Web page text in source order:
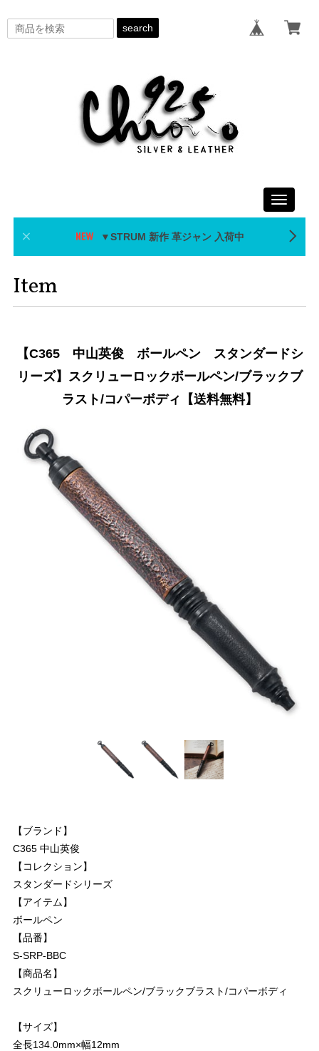
search
Toggle
▼STRUM 新作 革ジャン 入荷中
Item
【C365 中山英俊 ボールペン スタンダードシ
リーズ】スクリューロックボールペン/ブラックブ
ラスト/コパーボディ【送料無料】
【ブランド】
C365 中山英俊
【コレクション】
スタンダードシリーズ
【アイテム】
ボールペン
【品番】
S-SRP-BBC
【商品名】
スクリューロックボールペン/ブラックブラスト/コパーボディ
【サイズ】
全長134.0mm×幅12mm